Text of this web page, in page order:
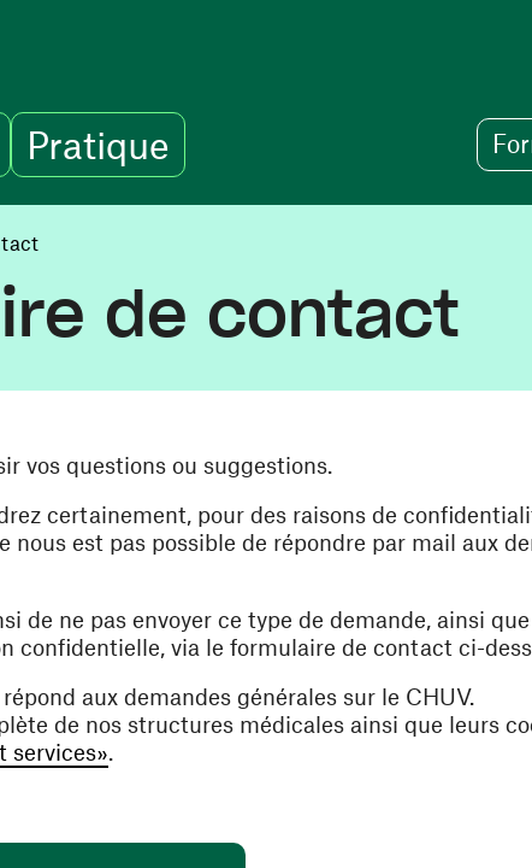
Pratique
de contact
vos questions ou suggestions.
certainement, pour des raisons de
nous est pas possible de répondre par mail aux
de ne pas envoyer ce type de demande, ainsi
confidentielle, via le formulaire de contact ci-
aux demandes générales sur le CHUV.
de nos structures médicales ainsi que leurs
services».